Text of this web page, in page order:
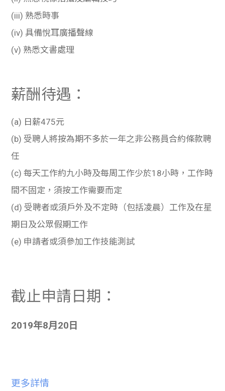
(iii) 熟悉時事
(iv) 具備悅耳廣播聲線
(v) 熟悉文書處理
薪酬待遇：
(a) 日薪475元
(b) 受聘人將按為期不多於一年之非公務員合約條款聘
任
(c) 每天工作約九小時及每周工作少於18小時，工作時
間不固定，須按工作需要而定
(d) 受聘者或須戶外及不定時（包括凌晨）工作及在星
期日及公眾假期工作
(e) 申請者或須參加工作技能測試
截止申請日期：
2019年8月20日
更多詳情